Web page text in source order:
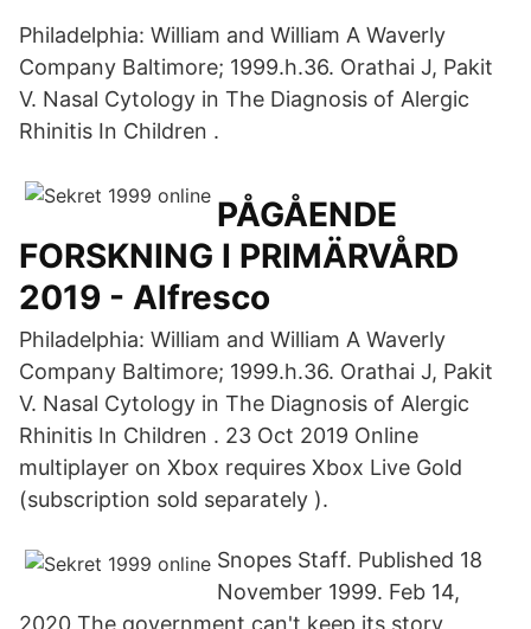
Philadelphia: William and William A Waverly
Company Baltimore; 1999.h.36. Orathai J, Pakit
V. Nasal Cytology in The Diagnosis of Alergic
Rhinitis In Children .
PÅGÅENDE
FORSKNING I PRIMÄRVÅRD
2019 - Alfresco
Philadelphia: William and William A Waverly
Company Baltimore; 1999.h.36. Orathai J, Pakit
V. Nasal Cytology in The Diagnosis of Alergic
Rhinitis In Children . 23 Oct 2019 Online
multiplayer on Xbox requires Xbox Live Gold
(subscription sold separately ).
Snopes Staff. Published 18
November 1999. Feb 14,
2020 The government can't keep its story